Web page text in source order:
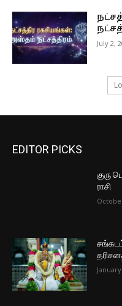
July 2,
EDITOR PICKS
குரு
ராசி